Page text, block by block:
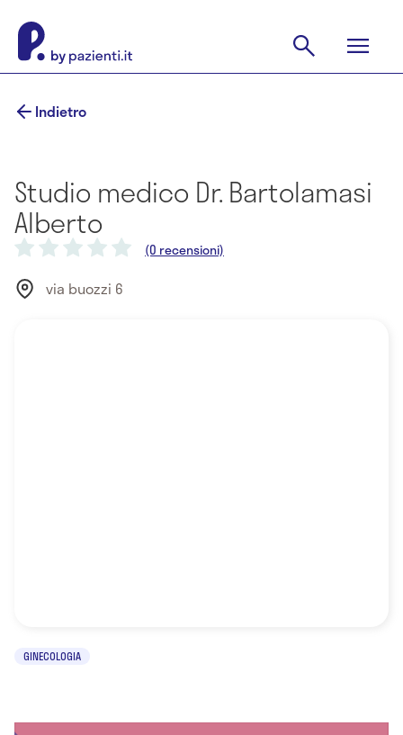
Indietro
Studio medico Dr. Bartolamasi
Alberto
(0 recensioni)
via buozzi 6
GINECOLOGIA